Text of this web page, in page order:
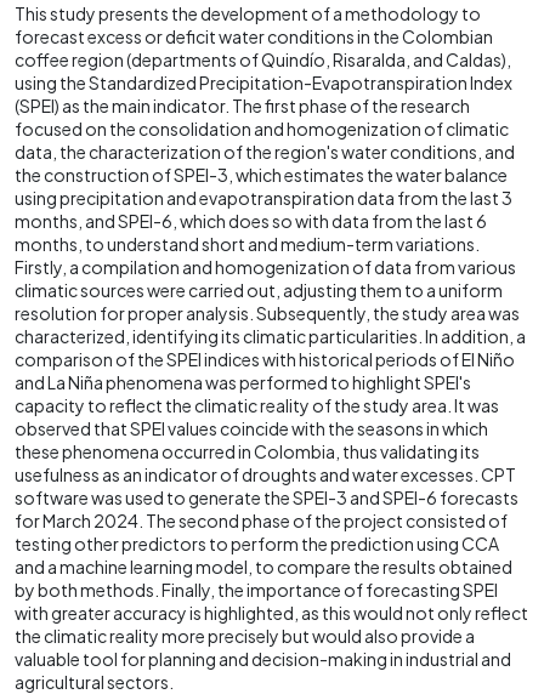
This study presents the development of a methodology to
forecast excess or deficit water conditions in the Colombian
coffee region (departments of Quindío, Risaralda, and Caldas),
using the Standardized Precipitation-Evapotranspiration Index
(SPEI) as the main indicator. The first phase of the research
focused on the consolidation and homogenization of climatic
data, the characterization of the region's water conditions, and
the construction of SPEI-3, which estimates the water balance
using precipitation and evapotranspiration data from the last 3
months, and SPEI-6, which does so with data from the last 6
months, to understand short and medium-term variations.
Firstly, a compilation and homogenization of data from various
climatic sources were carried out, adjusting them to a uniform
resolution for proper analysis. Subsequently, the study area was
characterized, identifying its climatic particularities. In addition, a
comparison of the SPEI indices with historical periods of El Niño
and La Niña phenomena was performed to highlight SPEI's
capacity to reflect the climatic reality of the study area. It was
observed that SPEI values coincide with the seasons in which
these phenomena occurred in Colombia, thus validating its
usefulness as an indicator of droughts and water excesses. CPT
software was used to generate the SPEI-3 and SPEI-6 forecasts
for March 2024. The second phase of the project consisted of
testing other predictors to perform the prediction using CCA
and a machine learning model, to compare the results obtained
by both methods. Finally, the importance of forecasting SPEI
with greater accuracy is highlighted, as this would not only reflect
the climatic reality more precisely but would also provide a
valuable tool for planning and decision-making in industrial and
agricultural sectors.